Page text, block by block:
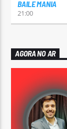
BAILE MANIA
21:00
AGORA NO AR